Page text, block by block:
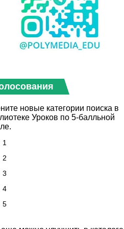
новые категории поиска в
Уроков по 5-балльной
1
2
3
4
5